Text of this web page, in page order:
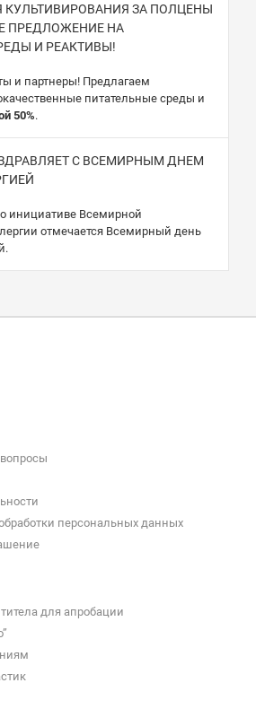
ЗА ПОЛЦЕНЫ
ПРЕДЛОЖЕНИЕ НА
И РЕАКТИВЫ!
и партнеры! Предлагаем
питательные среды и
50%.
С ВСЕМИРНЫМ ДНЕМ
инициативе Всемирной
отмечается Всемирный день
персональных данных
для апробации